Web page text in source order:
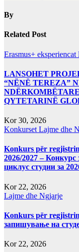
By
Related Post
Erasmus+ eksperiencat
LANSOHET
“NËNË TEREZA”
QYTETARINË
Kor 30, 2026
Konkurset Lajme dhe
Konkurs për
2026/2027 –
циклус студии за
Kor 22, 2026
Lajme dhe Ngjarje
Konkurs për
запишување на
Kor 22, 2026